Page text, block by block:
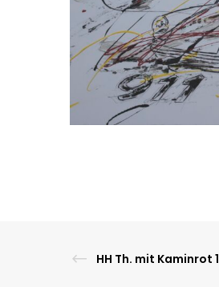
HH Th. mit Kaminrot
Widerrufsrecht